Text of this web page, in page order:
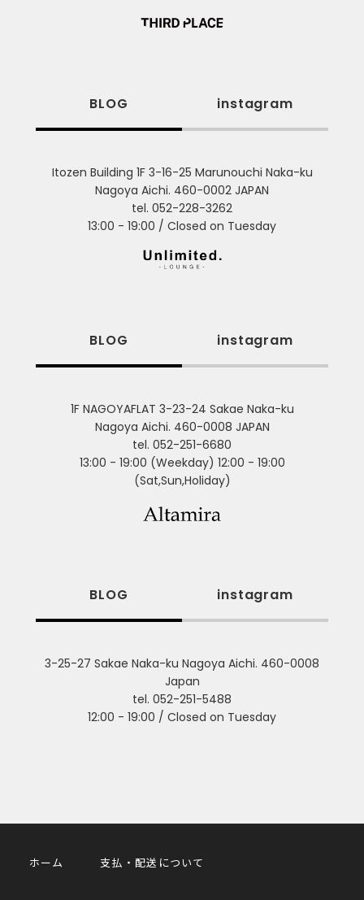
BLOG instagram
Itozen Building 1F 3-16-25 Marunouchi Naka-ku
Nagoya Aichi. 460-0002 JAPAN
tel. 052-228-3262
13:00 - 19:00 / Closed on Tuesday
BLOG instagram
1F NAGOYAFLAT 3-23-24 Sakae Naka-ku
Nagoya Aichi. 460-0008 JAPAN
tel. 052-251-6680
13:00 - 19:00 (Weekday) 12:00 - 19:00
(Sat,Sun,Holiday)
BLOG instagram
3-25-27 Sakae Naka-ku Nagoya Aichi. 460-0008
Japan
tel. 052-251-5488
12:00 - 19:00 / Closed on Tuesday
ホーム 支払・配送について